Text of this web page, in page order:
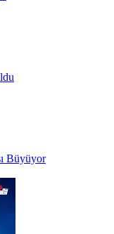
Büyüyor